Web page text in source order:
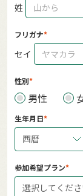
姓
フリガナ
セイ
性別
男性
生年月日
西暦
参加希望プラン
選択してくだ